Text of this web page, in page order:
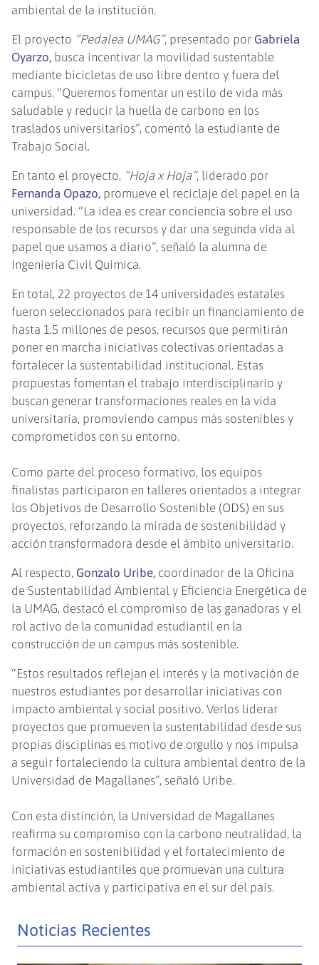
ambiental de la institución.
El proyecto “Pedalea UMAG”, presentado por Gabriela
Oyarzo, busca incentivar la movilidad sustentable
mediante bicicletas de uso libre dentro y fuera del
campus. “Queremos fomentar un estilo de vida más
saludable y reducir la huella de carbono en los
traslados universitarios”, comentó la estudiante de
Trabajo Social.
En tanto el proyecto, “Hoja x Hoja”, liderado por
Fernanda Opazo, promueve el reciclaje del papel en la
universidad. “La idea es crear conciencia sobre el uso
responsable de los recursos y dar una segunda vida al
papel que usamos a diario”, señaló la alumna de
Ingeniería Civil Química.
En total, 22 proyectos de 14 universidades estatales
fueron seleccionados para recibir un financiamiento de
hasta 1,5 millones de pesos, recursos que permitirán
poner en marcha iniciativas colectivas orientadas a
fortalecer la sustentabilidad institucional. Estas
propuestas fomentan el trabajo interdisciplinario y
buscan generar transformaciones reales en la vida
universitaria, promoviendo campus más sostenibles y
comprometidos con su entorno.
Como parte del proceso formativo, los equipos
finalistas participaron en talleres orientados a integrar
los Objetivos de Desarrollo Sostenible (ODS) en sus
proyectos, reforzando la mirada de sostenibilidad y
acción transformadora desde el ámbito universitario.
Al respecto, Gonzalo Uribe, coordinador de la Oficina
de Sustentabilidad Ambiental y Eficiencia Energética de
la UMAG, destacó el compromiso de las ganadoras y el
rol activo de la comunidad estudiantil en la
construcción de un campus más sostenible.
“Estos resultados reflejan el interés y la motivación de
nuestros estudiantes por desarrollar iniciativas con
impacto ambiental y social positivo. Verlos liderar
proyectos que promueven la sustentabilidad desde sus
propias disciplinas es motivo de orgullo y nos impulsa
a seguir fortaleciendo la cultura ambiental dentro de la
Universidad de Magallanes”, señaló Uribe.
Con esta distinción, la Universidad de Magallanes
reafirma su compromiso con la carbono neutralidad, la
formación en sostenibilidad y el fortalecimiento de
iniciativas estudiantiles que promuevan una cultura
ambiental activa y participativa en el sur del país.
Noticias Recientes